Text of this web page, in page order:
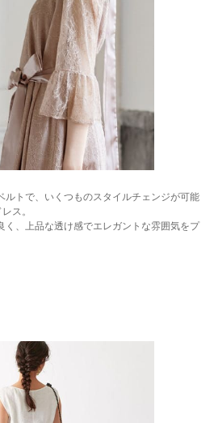
ルトで、いくつものスタイルチェンジが可能
ス。
く、上品な透け感でエレガントな雰囲気をプ